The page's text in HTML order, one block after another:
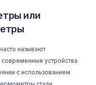
или
называют
устройства
с использованием